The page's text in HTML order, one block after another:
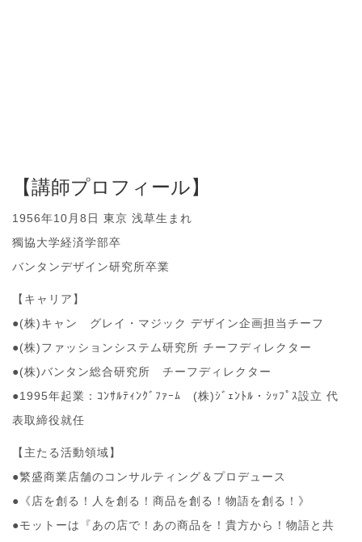
【講師プロフィール】
1956年10月8日 東京 浅草生まれ
獨協大学経済学部卒
バンタンデザイン研究所卒業
【キャリア】
●(株)キャン グレイ・マジック デザイン企画担当チーフ
●(株)ファッションシステム研究所 チーフディレクター
●(株)バンタン総合研究所 チーフディレクター
●1995年起業：ｺﾝｻﾙﾃｨﾝｸﾞﾌｧｰﾑ (株)ｼﾞｪﾝﾄﾙ・ｼｯﾌﾟｽ設立 代
表取締役就任
【主たる活動領域】
●繁盛商業店舗のコンサルティング＆プロデュース
●《店を創る！人を創る！商品を創る！物語を創る！》
●モットーは『あの店で！あの商品を！貴方から！物語と共